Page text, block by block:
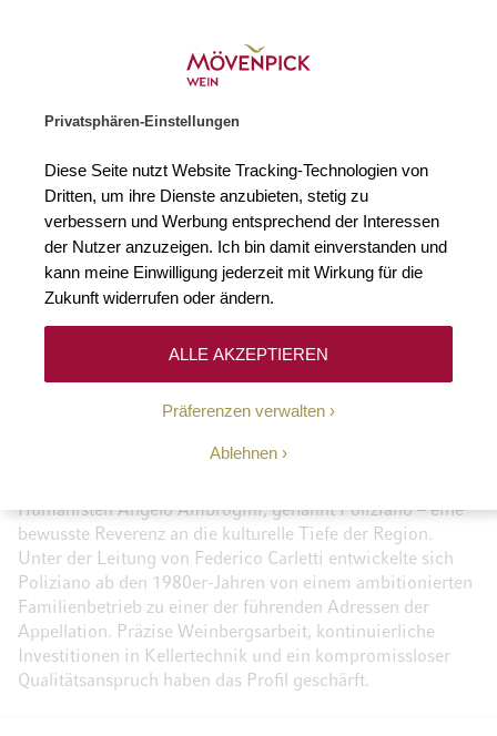
Privatsphären-Einstellungen
Diese Seite nutzt Website Tracking-Technologien von
Dritten, um ihre Dienste anzubieten, stetig zu
verbessern und Werbung entsprechend der Interessen
der Nutzer anzuzeigen. Ich bin damit einverstanden und
kann meine Einwilligung jederzeit mit Wirkung für die
Zukunft widerrufen oder ändern.
Präferenzen verwalten
Ablehnen
ALLE AKZEPTIEREN
Poliziano
Gütern von Montepulciano und steht seit Jahrzehnten für
Vino Nobile. 1961 von Dino Carletti gegründet, erhielt das
Humanisten Angelo Ambrogini, genannt Poliziano – eine
bewusste Reverenz an die kulturelle Tiefe der Region.
Unter der Leitung von Federico Carletti entwickelte sich
Poliziano ab den 1980er-Jahren von einem ambitionierten
Familienbetrieb zu einer der führenden Adressen der
Appellation. Präzise Weinbergsarbeit, kontinuierliche
Investitionen in Kellertechnik und ein kompromissloser
Qualitätsanspruch haben das Profil geschärft.